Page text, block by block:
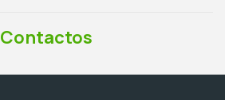
Contactos